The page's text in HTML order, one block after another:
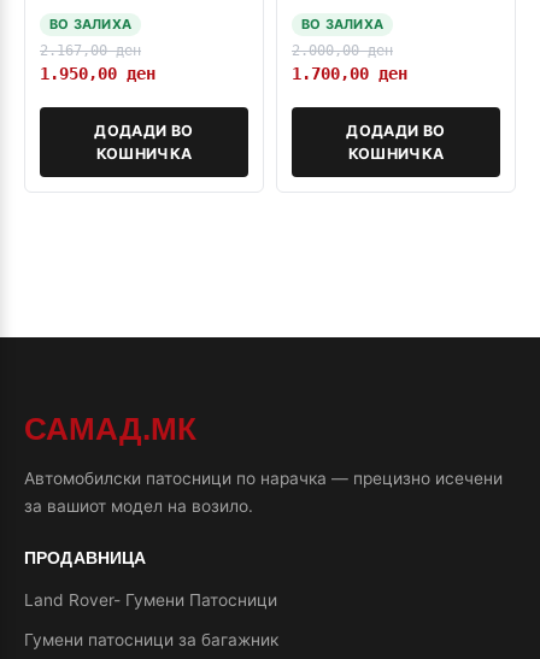
ВО ЗАЛИХА
2.167,00ден
1.950,00 ден
ДОДАДИ ВО
КОШНИЧКА
ВО ЗАЛИХА
2.000,00ден
1.700,00 ден
ДОДАДИ ВО
КОШНИЧКА
САМАД.МК
Автомобилски патосници по нарачка — прецизно исечени
за вашиот модел на возило.
ПРОДАВНИЦА
Land Rover- Гумени Патосници
Гумени патосници за багажник